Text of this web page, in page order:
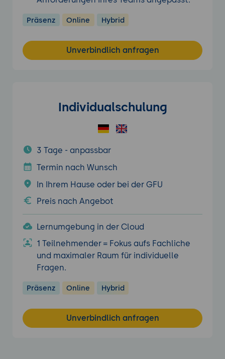
Präsenz Online Hybrid
Unverbindlich anfragen
Individualschulung
3 Tage - anpassbar
Termin nach Wunsch
In Ihrem Hause oder bei der GFU
Preis nach Angebot
Lernumgebung in der Cloud
1 Teilnehmender = Fokus aufs Fachliche
und maximaler Raum für individuelle
Fragen.
Präsenz Online Hybrid
Unverbindlich anfragen